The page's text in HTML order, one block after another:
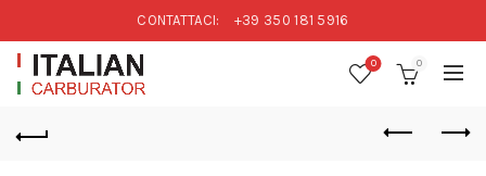
CONTATTACI: +39 350 181 5916
0 0